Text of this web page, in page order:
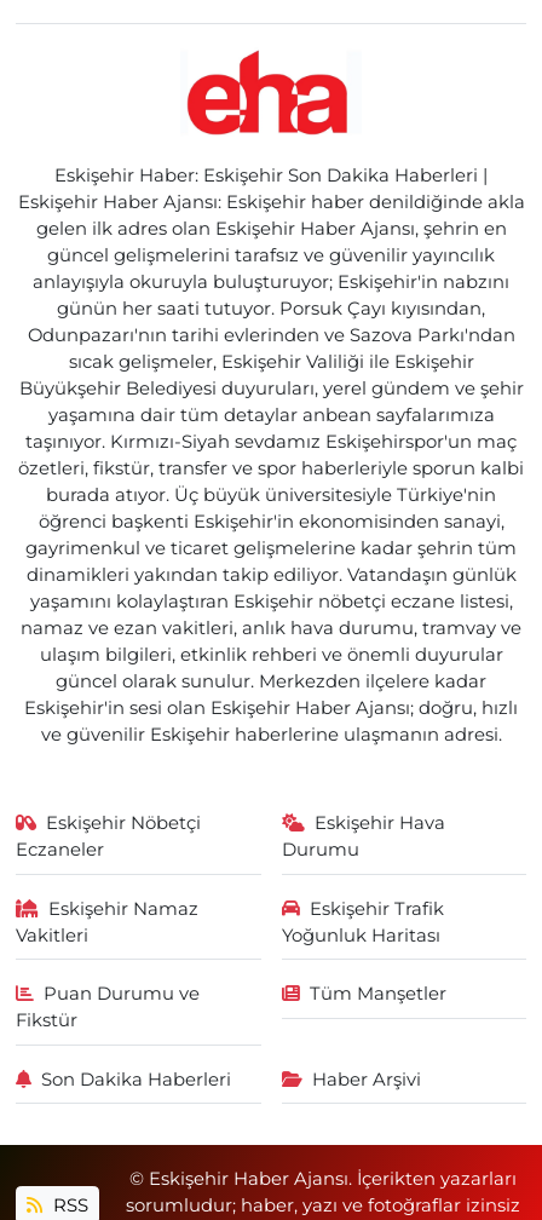
Eskişehir Haber: Eskişehir Son Dakika Haberleri |
Eskişehir Haber Ajansı: Eskişehir haber denildiğinde akla
gelen ilk adres olan Eskişehir Haber Ajansı, şehrin en
güncel gelişmelerini tarafsız ve güvenilir yayıncılık
anlayışıyla okuruyla buluşturuyor; Eskişehir'in nabzını
günün her saati tutuyor. Porsuk Çayı kıyısından,
Odunpazarı'nın tarihi evlerinden ve Sazova Parkı'ndan
sıcak gelişmeler, Eskişehir Valiliği ile Eskişehir
Büyükşehir Belediyesi duyuruları, yerel gündem ve şehir
yaşamına dair tüm detaylar anbean sayfalarımıza
taşınıyor. Kırmızı-Siyah sevdamız Eskişehirspor'un maç
özetleri, fikstür, transfer ve spor haberleriyle sporun kalbi
burada atıyor. Üç büyük üniversitesiyle Türkiye'nin
öğrenci başkenti Eskişehir'in ekonomisinden sanayi,
gayrimenkul ve ticaret gelişmelerine kadar şehrin tüm
dinamikleri yakından takip ediliyor. Vatandaşın günlük
yaşamını kolaylaştıran Eskişehir nöbetçi eczane listesi,
namaz ve ezan vakitleri, anlık hava durumu, tramvay ve
ulaşım bilgileri, etkinlik rehberi ve önemli duyurular
güncel olarak sunulur. Merkezden ilçelere kadar
Eskişehir'in sesi olan Eskişehir Haber Ajansı; doğru, hızlı
ve güvenilir Eskişehir haberlerine ulaşmanın adresi.
Eskişehir Nöbetçi
Eczaneler
Eskişehir Hava
Durumu
Eskişehir Namaz
Vakitleri
Eskişehir Trafik
Yoğunluk Haritası
Puan Durumu ve
Fikstür
Tüm Manşetler
Son Dakika Haberleri Haber Arşivi
RSS
© Eskişehir Haber Ajansı. İçerikten yazarları
sorumludur; haber, yazı ve fotoğraflar izinsiz